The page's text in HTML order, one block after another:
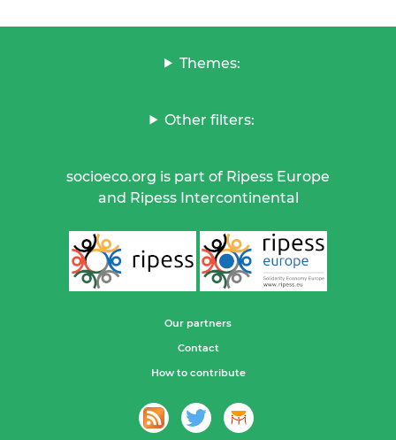
Themes:
Other filters:
socioeco.org is part of Ripess Europe
and Ripess Intercontinental
Our partners
Contact
How to contribute